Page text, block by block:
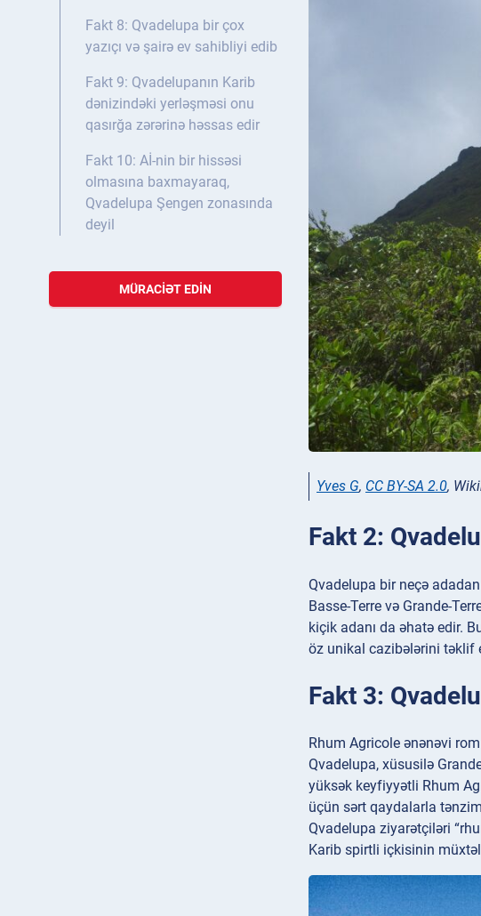
Fakt 8: Qvadelupa bir çox
yazıçı və şairə ev sahibliyi edib
Fakt 9: Qvadelupanın Karib
dənizindəki yerləşməsi onu
qasırğa zərərinə həssas edir
Fakt 10: Aİ-nin bir hissəsi
olmasına baxmayaraq,
Qvadelupa Şengen zonasında
deyil
MÜRACIƏT EDIN
Yves G, CC BY-SA 2.0,
Fakt 2:
Qvadelupa bir neçə
Basse-Terre və Grande-
kiçik adanı da əhatə edir.
öz unikal cazibələrini təklif
Fakt 3:
Rhum Agricole ənənəvi
Qvadelupa, xüsusilə
yüksək keyfiyyətli Rhum
üçün sərt qaydalarla
Qvadelupa ziyarətçiləri
Karib spirtli içkisinin